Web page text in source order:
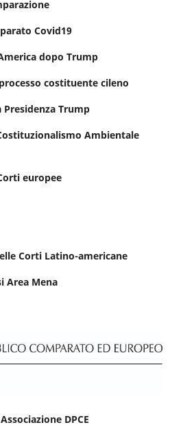
Covid19
dopo Trump
costituente cileno
Trump
Ambientale
europee
Corti Latino-americane
Area Mena
DPCE